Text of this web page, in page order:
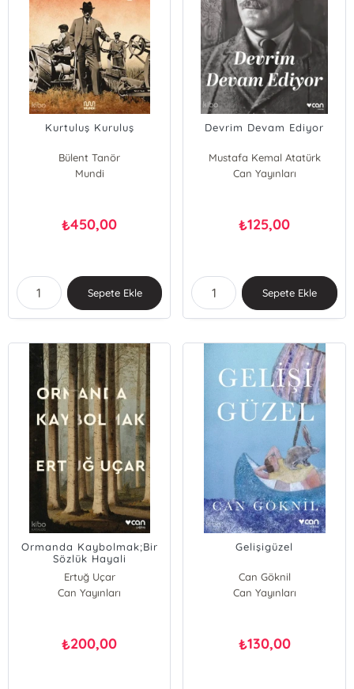
Kurtuluş Kuruluş
Bülent Tanör
Mundi
₺450,00
Sepete Ekle
Devrim Devam Ediyor
Mustafa Kemal Atatürk
Can Yayınları
₺125,00
Sepete Ekle
Ormanda Kaybolmak;Bir
Sözlük Hayali
Ertuğ Uçar
Can Yayınları
₺200,00
Gelişigüzel
Can Göknil
Can Yayınları
₺130,00